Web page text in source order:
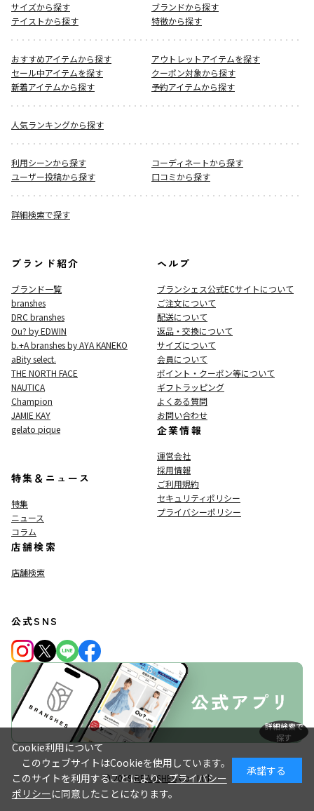
サイズから探す
ブランドから探す
テイストから探す
特徴から探す
おすすめアイテムから探す
アウトレットアイテムを探す
セール中アイテムを探す
クーポン対象から探す
新着アイテムから探す
予約アイテムから探す
人気ランキングから探す
利用シーンから探す
コーディネートから探す
ユーザー投稿から探す
口コミから探す
詳細検索で探す
ブランド紹介
ブランド一覧
branshes
DRC branshes
Ou? by EDWIN
b.+A branshes by AYA KANEKO
aBity select.
THE NORTH FACE
NAUTICA
Champion
JAMIE KAY
gelato pique
特集＆ニュース
特集
ニュース
コラム
店舗検索
店舗検索
ヘルプ
ブランシェス公式ECサイトについて
ご注文について
配送について
返品・交換について
サイズについて
会員について
ポイント・クーポン等について
ギフトラッピング
よくある質問
お問い合わせ
企業情報
運営会社
採用情報
ご利用規約
セキュリティポリシー
プライバシーポリシー
公式SNS
© 2019BRANSHESCo., Ltd.
詳細検索で
探す
Cookie利用について
このウェブサイトはCookieを使用しています。
このサイトを利用することにより、プライバシー
ポリシーに同意したことになります。
承諾する